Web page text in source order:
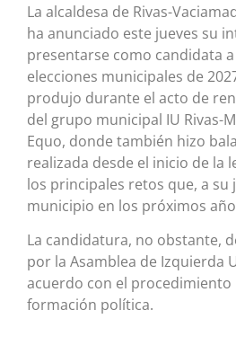
La alcaldesa de Rivas-
ha anunciado este jueves su
presentarse como candidata
elecciones municipales de
produjo durante el acto de
del grupo municipal IU Rivas-
Equo, donde también hizo
realizada desde el inicio de la
los principales retos que, a su
municipio en los próximos
La candidatura, no obstante,
por la Asamblea de Izquierda
acuerdo con el procedimiento
formación política.